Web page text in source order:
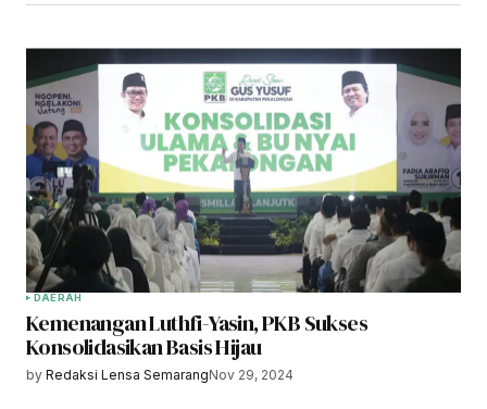
DAERAH
Kemenangan Luthfi-Yasin, PKB Sukses
Konsolidasikan Basis Hijau
by Redaksi Lensa SemarangNov 29, 2024